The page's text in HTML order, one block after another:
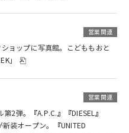
営業関連
ョップに写真館。こどももおと
」
営業関連
2弾。『A.P.C.』『DIESEL』
装オープン。『UNITED